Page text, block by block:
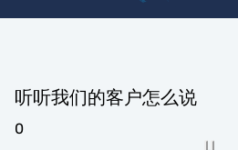
听听我们的客户怎么说
0